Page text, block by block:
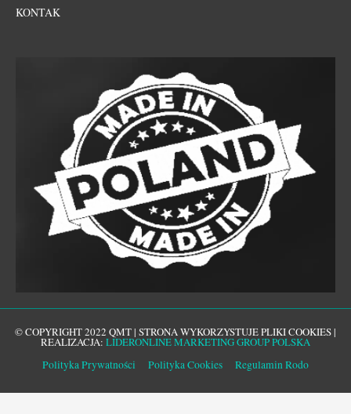
KONTAK
© COPYRIGHT 2022 QMT | STRONA WYKORZYSTUJE PLIKI COOKIES |
REALIZACJA: LIDERONLINE MARKETING GROUP POLSKA
Polityka Prywatności
Polityka Cookies Regulamin Rodo